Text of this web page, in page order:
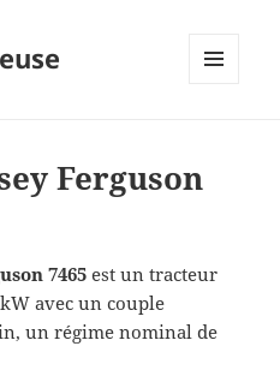
Ferguson
7465 est un tracteur
avec un couple
un régime nominal de